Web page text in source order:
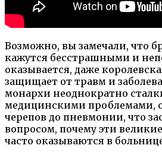
Возможно, вы замечали, что
кажутся бесстрашными и
оказывается, даже
защищает от травм и
монархи неоднократно
медицинскими проблемами,
черепов до пневмонии, что
вопросом, почему эти
часто оказываются в